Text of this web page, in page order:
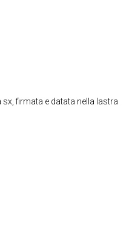
firmata e datata nella lastra